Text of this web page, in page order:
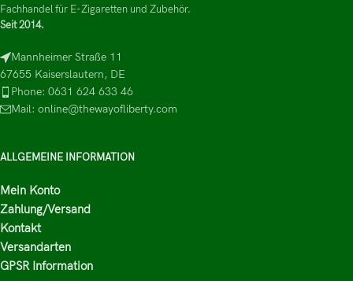
Fachhandel für E-Zigaretten und Zubehör.
Seit 2014.
Mannheimer Straße 11
67655 Kaiserslautern, DE
Phone: 0631 624 633 46
Mail: online@thewayofliberty.com
ALLGEMEINE INFORMATION
Mein Konto
Zahlung/Versand
Kontakt
Versandarten
GPSR Information